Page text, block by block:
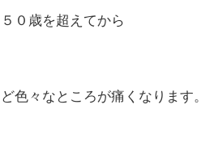
０歳を超えてから
色々なところが痛くなります。